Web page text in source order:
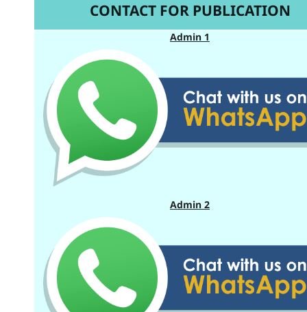
CONTACT FOR PUBLICATION
Admin 1
Admin 2